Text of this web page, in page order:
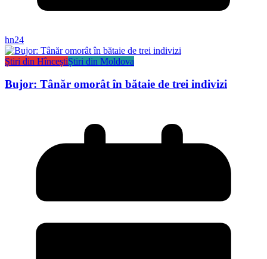
hn24
Știri din HînceștiȘtiri din Moldova
Bujor: Tânăr omorât în bătaie de trei indivizi